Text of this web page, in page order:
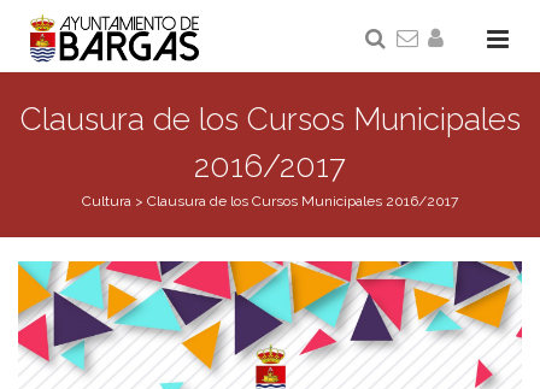
Clausura de los Cursos Municipales
2016/2017
Cultura > Clausura de los Cursos Municipales 2016/2017